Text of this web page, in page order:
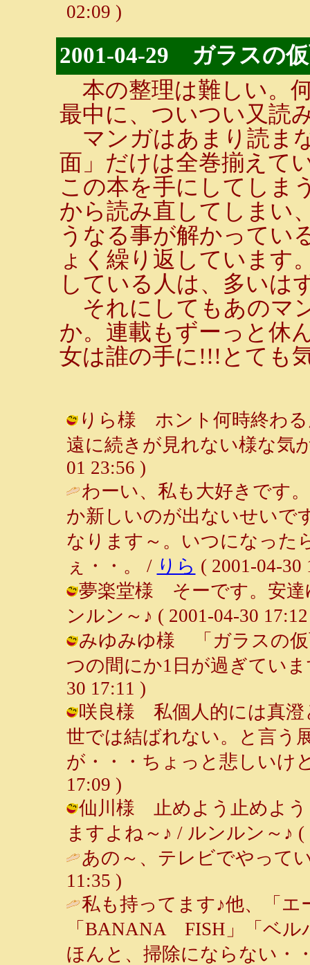
02:09 )
2001-04-29 ガラスの
本の整理は難しい。
最中に、ついつい又読
マンガはあまり読ま
面」だけは全巻揃えて
この本を手にしてしま
から読み直してしまい
うなる事が解かってい
ょく繰り返しています
している人は、多いは
それにしてもあのマ
か。連載もずーっと休
女は誰の手に!!!とても
りら様 ホント何時終わる
遠に続きが見れない様な気
01 23:56 )
わーい、私も大好きです
か新しいのが出ないせいで
なります～。いつになった
ぇ・・。 / りら ( 2001-04-30
夢楽堂様 そーです。安達
ンルン～♪ ( 2001-04-30
みゆみゆ様 「ガラスの仮
つの間にか1日が過ぎてい
30 17:11 )
咲良様 私個人的には真澄
世では結ばれない。と言う
が・・・ちょっと悲しいけ
17:09 )
仙川様 止めよう止めよう
ますよね～♪ / ルンルン～♪ (
あの～、テレビでやって
11:35 )
私も持ってます♪他、「
「BANANA FISH」「ベル
ほんと、掃除にならない・